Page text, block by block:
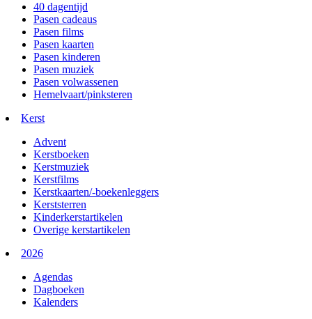
40 dagentijd
Pasen cadeaus
Pasen films
Pasen kaarten
Pasen kinderen
Pasen muziek
Pasen volwassenen
Hemelvaart/pinksteren
Kerst
Advent
Kerstboeken
Kerstmuziek
Kerstfilms
Kerstkaarten/-boekenleggers
Kerststerren
Kinderkerstartikelen
Overige kerstartikelen
2026
Agendas
Dagboeken
Kalenders